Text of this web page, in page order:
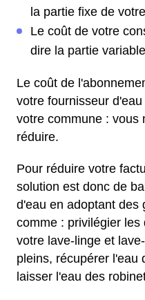
la partie fixe de
Le coût de votre
dire la partie
Le coût de
votre fournisseur
votre commune : vous
réduire.
Pour réduire votre
solution est donc de
d'eau en adoptant des
comme : privilégier
votre lave-linge et
pleins, récupérer l'eau
laisser l'eau des